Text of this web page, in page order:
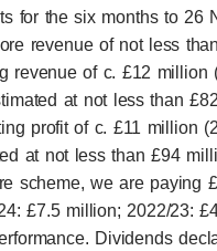
for the six months to 26
revenue of not less
revenue of c. £12 million
at not less than
profit of c. £11 million
at not less than £94
scheme, we are paying
£7.5 million; 2022/23:
Dividends